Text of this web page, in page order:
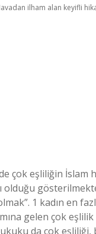
ilham alan keyifli
çok eşliliğin İslam
1 kadın en
gelen çok
da çok